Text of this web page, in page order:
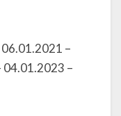
–
04.01.2023 –